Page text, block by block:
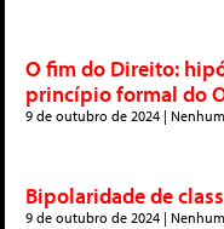
O fim do Direito:
princípio formal do
9 de outubro de 2024
Bipolaridade de
9 de outubro de 2024